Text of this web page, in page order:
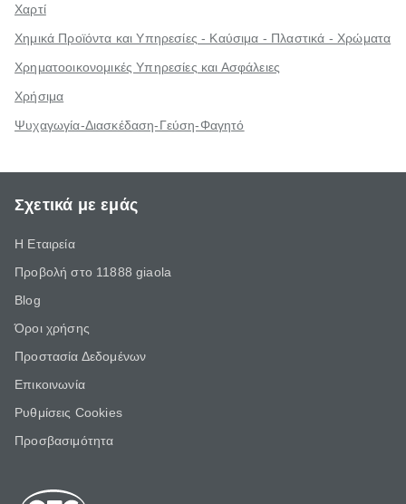
Χαρτί
Χημικά Προϊόντα και Υπηρεσίες - Καύσιμα - Πλαστικά - Χρώματα
Χρηματοοικονομικές Υπηρεσίες και Ασφάλειες
Χρήσιμα
Ψυχαγωγία-Διασκέδαση-Γεύση-Φαγητό
Σχετικά με εμάς
Η Εταιρεία
Προβολή στο 11888 giaola
Blog
Όροι χρήσης
Προστασία Δεδομένων
Επικοινωνία
Ρυθμίσεις Cookies
Προσβασιμότητα